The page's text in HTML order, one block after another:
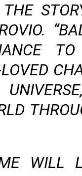
WILL